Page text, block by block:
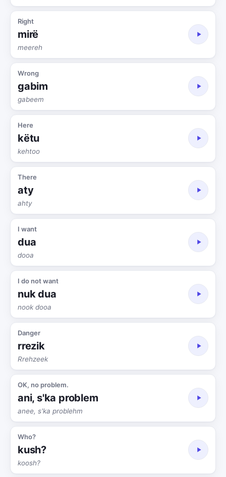
Right
mirë
meereh
Wrong
gabim
gabeem
Here
këtu
kehtoo
There
aty
ahty
I want
dua
dooa
I do not want
nuk dua
nook dooa
Danger
rrezik
Rrehzeek
OK, no problem.
ani, s'ka problem
anee, s'ka problehm
Who?
kush?
koosh?